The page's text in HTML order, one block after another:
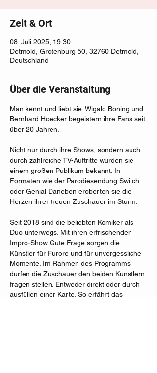
Zeit & Ort
08. Juli 2025, 19:30
Detmold, Grotenburg 50, 32760 Detmold,
Deutschland
Über die Veranstaltung
Man kennt und liebt sie: Wigald Boning und
Bernhard Hoecker begeistern ihre Fans seit
über 20 Jahren.
Nicht nur durch ihre Shows, sondern auch
durch zahlreiche TV-Auftritte wurden sie
einem großen Publikum bekannt. In
Formaten wie der Parodiesendung Switch
oder Genial Daneben eroberten sie die
Herzen ihrer treuen Zuschauer im Sturm.
Seit 2018 sind die beliebten Komiker als
Duo unterwegs. Mit ihren erfrischenden
Impro-Show Gute Frage sorgen die
Künstler für Furore und für unvergessliche
Momente. Im Rahmen des Programms
dürfen die Zuschauer den beiden Künstlern
fragen stellen. Entweder direkt oder durch
ausfüllen einer Karte. So erfährt das